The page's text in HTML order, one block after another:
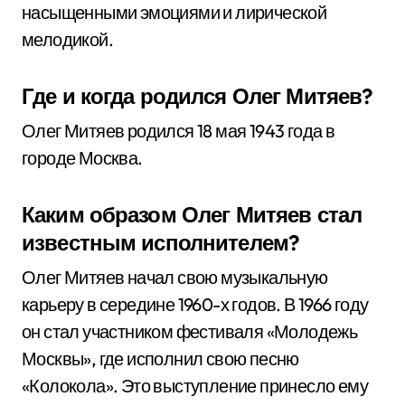
насыщенными эмоциями и лирической
мелодикой.
Где и когда родился Олег Митяев?
Олег Митяев родился 18 мая 1943 года в
городе Москва.
Каким образом Олег Митяев стал
известным исполнителем?
Олег Митяев начал свою музыкальную
карьеру в середине 1960-х годов. В 1966 году
он стал участником фестиваля «Молодежь
Москвы», где исполнил свою песню
«Колокола». Это выступление принесло ему